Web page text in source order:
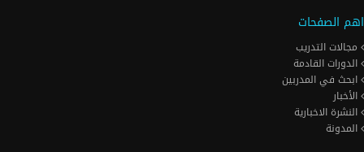
اهم الصفحات
مجالات التدريب
الدورات القادمة
ابحث في المدربين
الأخبار
النشرة الاخبارية
المدونة